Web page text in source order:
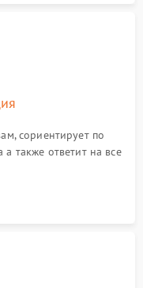
сориентирует по
также ответит на все